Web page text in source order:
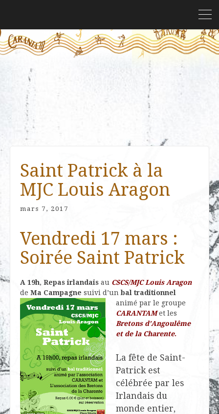
Saint Patrick à la
MJC Louis Aragon
mars 7, 2017
Vendredi 17 mars :
Soirée Saint Patrick
A 19h, Repas irlandais au CSCS/MJC Louis Aragon
de Ma Campagne suivi d’un bal traditionnel
animé par le groupe
CARANTAM et les
Bretons d’Angoulême
et de la Charente.
La fête de Saint-
Patrick est
célébrée par les
Irlandais du
monde entier,